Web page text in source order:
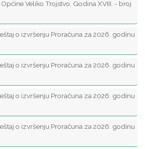
Veliko Trojstvo, Godina XVIII. - broj
o izvršenju Proračuna za 2026. godinu
o izvršenju Proračuna za 2026. godinu
o izvršenju Proračuna za 2026. godinu
o izvršenju Proračuna za 2026. godinu